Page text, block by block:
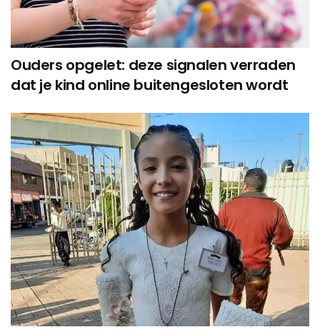
Ouders opgelet: deze signalen verraden
dat je kind online buitengesloten wordt